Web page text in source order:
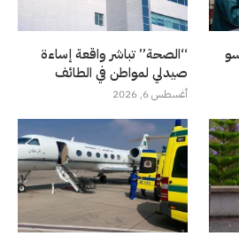
“الصحة” تباشر واقعة إساءة
صيدلي لمواطن في الطائف
أغسطس 6, 2026